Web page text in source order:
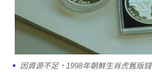
因資源不足，1998年朝鮮生肖虎舊版